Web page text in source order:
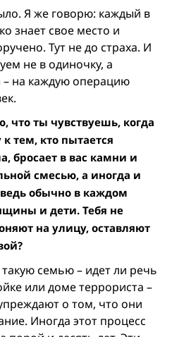
Я же говорю: каждый в
знает свое место и
Тут не до страха. И
не в одиночку, а
на каждую операцию
что ты чувствуешь, когда
тем, кто пытается
бросает в вас камни и
смесью, а иногда и
обычно в каждом
и дети. Тебя не
на улицу, оставляют
семью – идет ли речь
или доме террориста –
о том, что они
Иногда этот процесс